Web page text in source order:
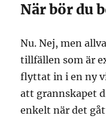
När bör du
Nu. Nej, men
tillfällen som är
flyttat in i en ny
att grannskapet
enkelt när det